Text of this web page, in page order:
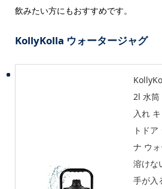
飲みたい方にもおすすめです。
KollyKolla ウォータージャグ
2l 水筒
入れ
トド
ナ ウ
溶けな
手が入